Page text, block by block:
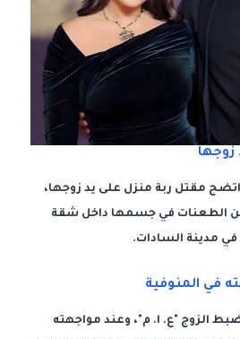
زوجها
مقتل ربة منزل على يد زوجها،
الطعنات في جسمها داخل شقة
في مدينة السادات.
في المنوفية
الزوج "ع. ا. م"، وعند مواجهته